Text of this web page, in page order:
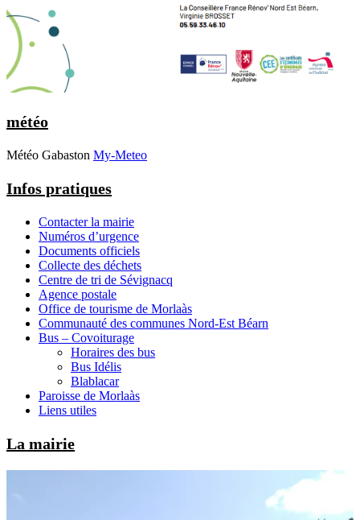
météo
Météo Gabaston My-Meteo
Infos pratiques
Contacter la mairie
Numéros d’urgence
Documents officiels
Collecte des déchets
Centre de tri de Sévignacq
Agence postale
Office de tourisme de Morlaàs
Communauté des communes Nord-Est Béarn
Bus – Covoiturage
Horaires des bus
Bus Idélis
Blablacar
Paroisse de Morlaàs
Liens utiles
La mairie